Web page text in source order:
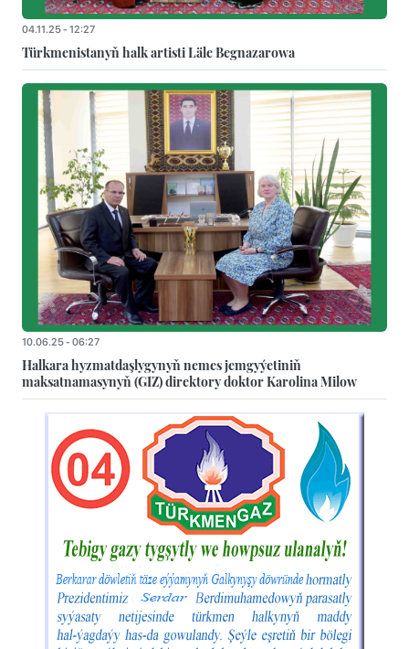
04.11.25 - 12:27
Türkmenistanyň halk artisti Läle Begnazarowa
10.06.25 - 06:27
Halkara hyzmatdaşlygynyň nemes jemgyýetiniň
maksatnamasynyň (GIZ) direktory doktor Karolina Milow